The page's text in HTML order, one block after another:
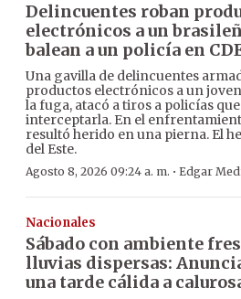
Delincuentes roban
electrónicos a un
balean a un policía en
Una gavilla de delincuentes
productos electrónicos a un
la fuga, atacó a tiros a policías
interceptarla. En el
resultó herido en una pierna. El
del Este.
Agosto 8, 2026 09:24 a. m. · Edgar
Nacionales
Sábado con ambiente
lluvias dispersas:
una tarde cálida a